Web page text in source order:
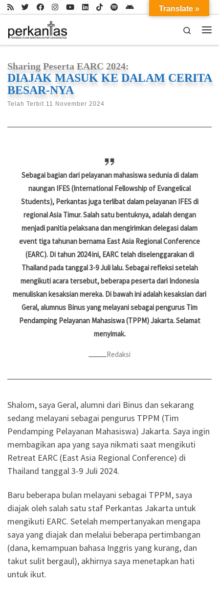
Skip to content
Search
Sharing Peserta EARC 2024:
DIAJAK MASUK KE DALAM CERITA
BESAR-NYA
Telah Terbit 11 November 2024
Sebagai bagian dari pelayanan mahasiswa sedunia di dalam
naungan IFES (International Fellowship of Evangelical
Students), Perkantas juga terlibat dalam pelayanan IFES di
regional Asia Timur. Salah satu bentuknya, adalah dengan
menjadi panitia pelaksana dan mengirimkan delegasi dalam
event tiga tahunan bernama East Asia Regional Conference
(EARC). Di tahun 2024 ini, EARC telah diselenggarakan di
Thailand pada tanggal 3-9 Juli lalu. Sebagai refleksi setelah
mengikuti acara tersebut, beberapa peserta dari Indonesia
menuliskan kesaksian mereka. Di bawah ini adalah kesaksian dari
Geral, alumnus Binus yang melayani sebagai pengurus Tim
Pendamping Pelayanan Mahasiswa (TPPM) Jakarta. Selamat
menyimak.
Redaksi
Shalom, saya Geral, alumni dari Binus dan sekarang
sedang melayani sebagai pengurus TPPM (Tim
Pendamping Pelayanan Mahasiswa) Jakarta. Saya ingin
membagikan apa yang saya nikmati saat mengikuti
Retreat EARC (East Asia Regional Conference) di
Thailand tanggal 3-9 Juli 2024.
Baru beberapa bulan melayani sebagai TPPM, saya
diajak oleh salah satu staf Perkantas Jakarta untuk
mengikuti EARC. Setelah mempertanyakan mengapa
saya yang diajak dan melalui beberapa pertimbangan
(dana, kemampuan bahasa Inggris yang kurang, dan
takut sulit bergaul), akhirnya saya menetapkan hati
untuk ikut.
Translate »